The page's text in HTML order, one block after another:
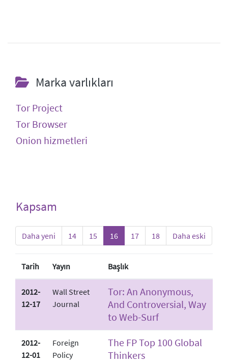
Marka varlıkları
Tor Project
Tor Browser
Onion hizmetleri
Kapsam
Daha yeni 14 15 16 17 18 Daha eski
Tarih Yayın Başlık
2012-
12-17
Wall Street
Journal
Tor: An Anonymous,
And Controversial, Way
to Web-Surf
2012-
12-01
Foreign
Policy
The FP Top 100 Global
Thinkers